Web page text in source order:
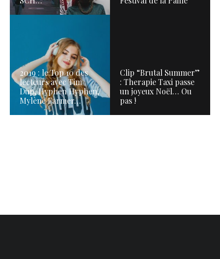
2019 : le Top 10 des
lecteurs avec Tim
Dup, Hyphen Hyphen,
Mylène Farmer…
Clip “Brutal Summer”
: Therapie Taxi passe
un joyeux Noël… Ou
pas !